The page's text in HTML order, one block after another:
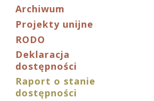
Archiwum
Projekty unijne
RODO
Deklaracja
dostępności
Raport o stanie
dostępności